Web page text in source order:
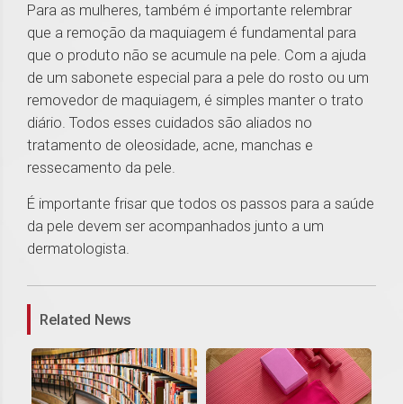
Para as mulheres, também é importante relembrar
que a remoção da maquiagem é fundamental para
que o produto não se acumule na pele. Com a ajuda
de um sabonete especial para a pele do rosto ou um
removedor de maquiagem, é simples manter o trato
diário. Todos esses cuidados são aliados no
tratamento de oleosidade, acne, manchas e
ressecamento da pele.
É importante frisar que todos os passos para a saúde
da pele devem ser acompanhados junto a um
dermatologista.
Related News